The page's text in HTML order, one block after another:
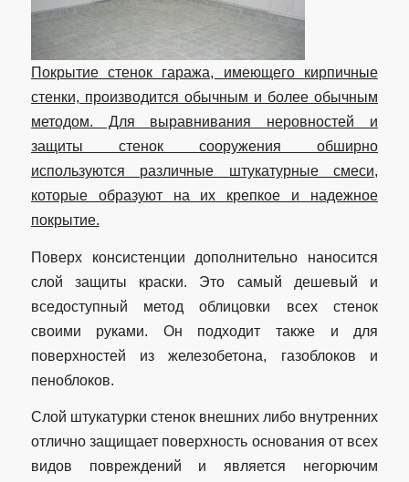
Покрытие стенок гаража, имеющего кирпичные
стенки, производится обычным и более обычным
методом. Для выравнивания неровностей и
защиты стенок сооружения обширно
используются различные штукатурные смеси,
которые образуют на их крепкое и надежное
покрытие.
Поверх консистенции дополнительно наносится
слой защиты краски. Это самый дешевый и
вседоступный метод облицовки всех стенок
своими руками. Он подходит также и для
поверхностей из железобетона, газоблоков и
пеноблоков.
Слой штукатурки стенок внешних либо внутренних
отлично защищает поверхность основания от всех
видов повреждений и является негорючим